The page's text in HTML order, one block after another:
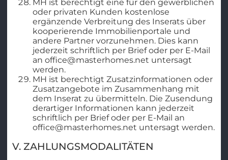
MH ist berechtigt eine für den gewerblichen
oder privaten Kunden kostenlose
ergänzende Verbreitung des Inserats über
kooperierende Immobilienportale und
andere Partner vorzunehmen. Dies kann
jederzeit schriftlich per Brief oder per E-Mail
an office@masterhomes.net untersagt
werden.
MH ist berechtigt Zusatzinformationen oder
Zusatzangebote im Zusammenhang mit
dem Inserat zu übermitteln. Die Zusendung
derartiger Informationen kann jederzeit
schriftlich per Brief oder per E-Mail an
office@masterhomes.net untersagt werden.
V. ZAHLUNGSMODALITÄTEN